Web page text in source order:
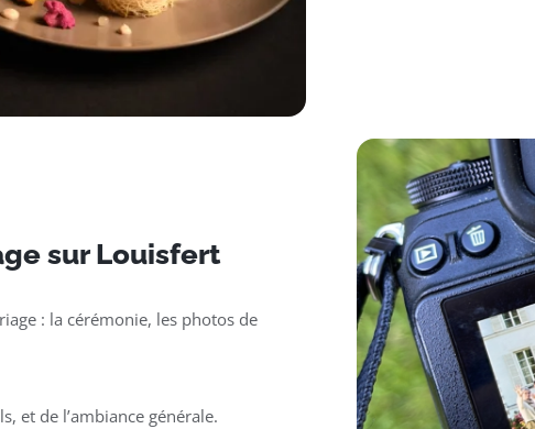
sur Louisfert
: la cérémonie, les photos de
et de l’ambiance générale.